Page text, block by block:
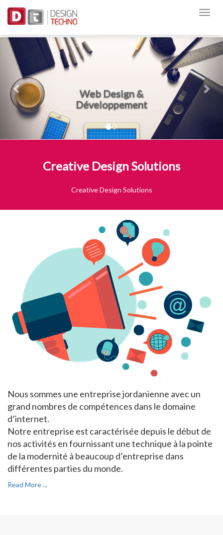
Web Design &
Développement
Previous
Creative Design Solutions
Creative Design Solutions
Nous sommes une entreprise jordanienne avec un
grand nombres de compétences dans le domaine
d’internet.
Notre entreprise est caractérisée depuis le début de
nos activités en fournissant une technique à la pointe
de la modernité à beaucoup d’entreprise dans
différentes parties du monde.
Read More ...